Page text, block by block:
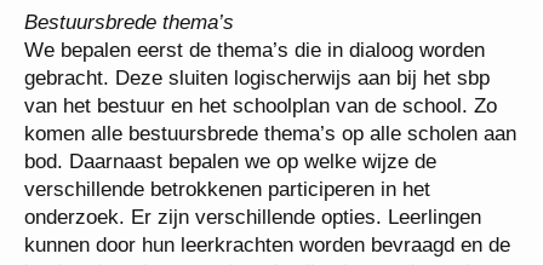
Bestuursbrede thema’s
We bepalen eerst de thema’s die in dialoog worden
gebracht. Deze sluiten logischerwijs aan bij het sbp
van het bestuur en het schoolplan van de school. Zo
komen alle bestuursbrede thema’s op alle scholen aan
bod. Daarnaast bepalen we op welke wijze de
verschillende betrokkenen participeren in het
onderzoek. Er zijn verschillende opties. Leerlingen
kunnen door hun leerkrachten worden bevraagd en de